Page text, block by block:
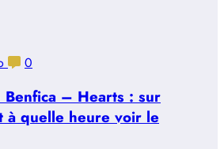
0
– Hearts : sur
à quelle heure voir le